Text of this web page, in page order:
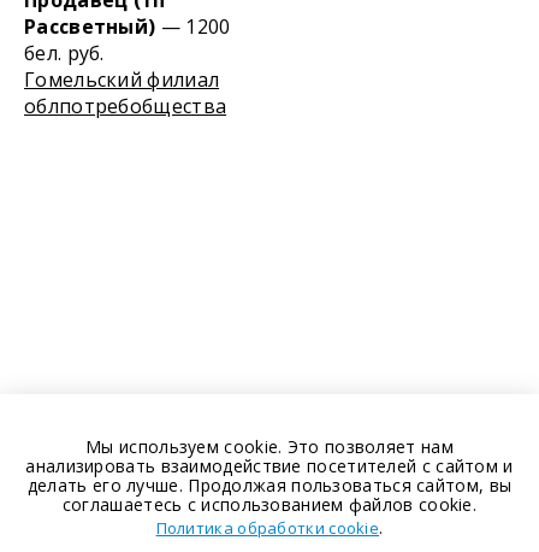
Рассветный) — 1200
бел. руб.
Гомельский филиал
облпотребобщества
Мы используем cookie. Это позволяет нам
анализировать взаимодействие посетителей с сайтом и
делать его лучше. Продолжая пользоваться сайтом, вы
соглашаетесь с использованием файлов cookie.
Политика обработки cookie.